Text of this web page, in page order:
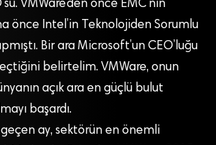
VMWare’den önce EMC’nin
önce Intel’in Teknolojiden Sorumlu
Bir ara Microsoft’un CEO’luğu
belirtelim. VMWare, onun
açık ara en güçlü bulut
başardı.
ay, sektörün en önemli